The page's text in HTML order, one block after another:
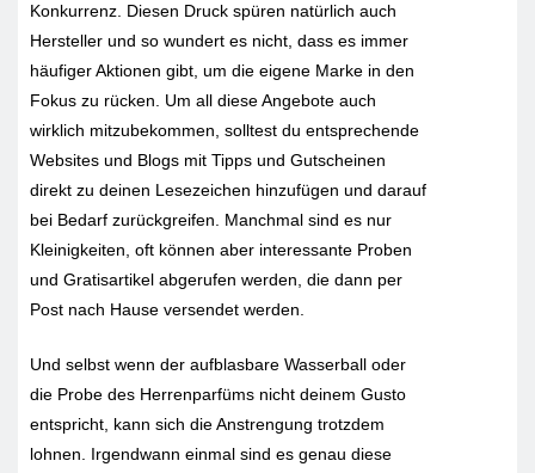
Konkurrenz. Diesen Druck spüren natürlich auch
Hersteller und so wundert es nicht, dass es immer
häufiger Aktionen gibt, um die eigene Marke in den
Fokus zu rücken. Um all diese Angebote auch
wirklich mitzubekommen, solltest du entsprechende
Websites und Blogs mit Tipps und Gutscheinen
direkt zu deinen Lesezeichen hinzufügen und darauf
bei Bedarf zurückgreifen. Manchmal sind es nur
Kleinigkeiten, oft können aber interessante Proben
und Gratisartikel abgerufen werden, die dann per
Post nach Hause versendet werden.
Und selbst wenn der aufblasbare Wasserball oder
die Probe des Herrenparfüms nicht deinem Gusto
entspricht, kann sich die Anstrengung trotzdem
lohnen. Irgendwann einmal sind es genau diese